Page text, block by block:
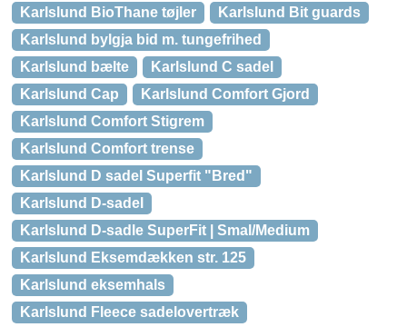
Karlslund BioThane tøjler
Karlslund Bit guards
Karlslund bylgja bid m. tungefrihed
Karlslund bælte
Karlslund C sadel
Karlslund Cap
Karlslund Comfort Gjord
Karlslund Comfort Stigrem
Karlslund Comfort trense
Karlslund D sadel Superfit "Bred"
Karlslund D-sadel
Karlslund D-sadle SuperFit | Smal/Medium
Karlslund Eksemdækken str. 125
Karlslund eksemhals
Karlslund Fleece sadelovertræk